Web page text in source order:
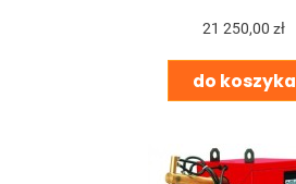
21 250,00 zł
do koszyka